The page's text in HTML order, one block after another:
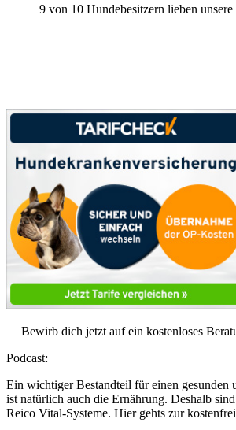
9 von 10 Hundebesitzern lieben
Bewirb dich jetzt auf ein kostenloses
Podcast:
Ein wichtiger Bestandteil für einen gesunden
ist natürlich auch die Ernährung. Deshalb
Reico Vital-Systeme. Hier gehts zur